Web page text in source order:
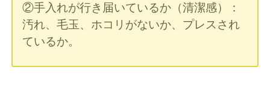
②手入れが行き届いているか（清潔感）：
汚れ、毛玉、ホコリがないか、プレスされ
ているか。